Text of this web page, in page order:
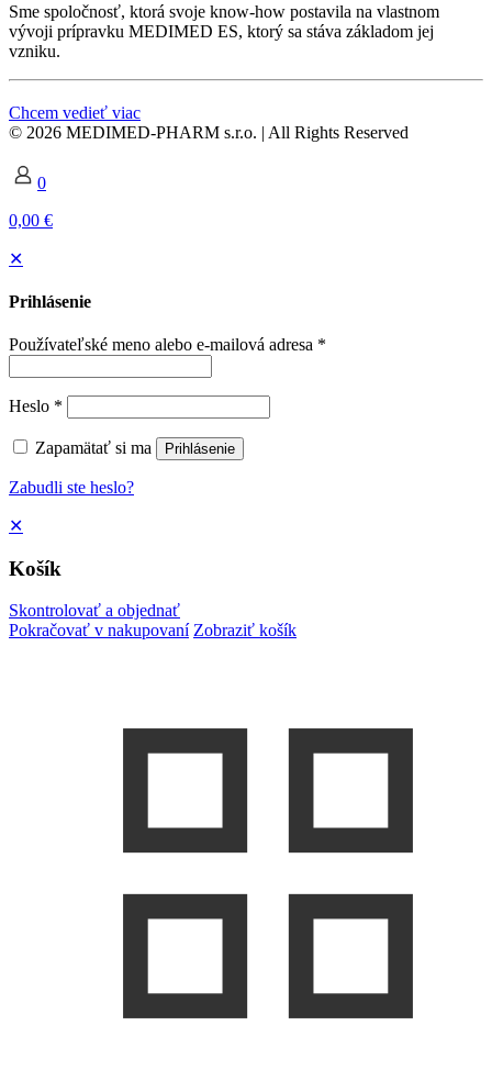
Sme spoločnosť, ktorá svoje know-how postavila na vlastnom
vývoji prípravku MEDIMED ES, ktorý sa stáva základom jej
vzniku.
Chcem vedieť viac
© 2026 MEDIMED-PHARM s.r.o. | All Rights Reserved
0
0,00 €
✕
Prihlásenie
Používateľské meno alebo e-mailová adresa *
Heslo *
Zapamätať si ma Prihlásenie
Zabudli ste heslo?
✕
Košík
Skontrolovať a objednať
Pokračovať v nakupovaní Zobraziť košík